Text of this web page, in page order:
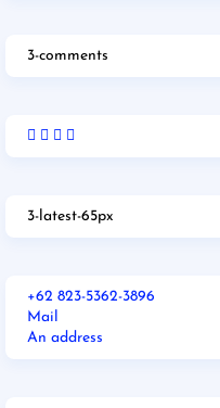
3-comments
3-latest-65px
+62 823-5362-3896
Mail
An address